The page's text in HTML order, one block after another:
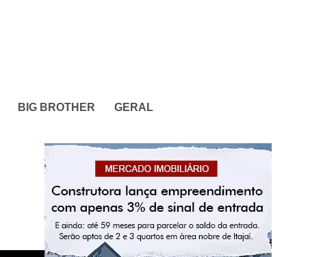
BIG BROTHER GERAL